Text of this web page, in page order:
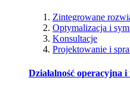
Zintegrowane
Optymalizacja i
Konsultacje
Projektowanie i
Działalność operacyjna